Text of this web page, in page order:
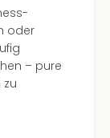
oder
– pure